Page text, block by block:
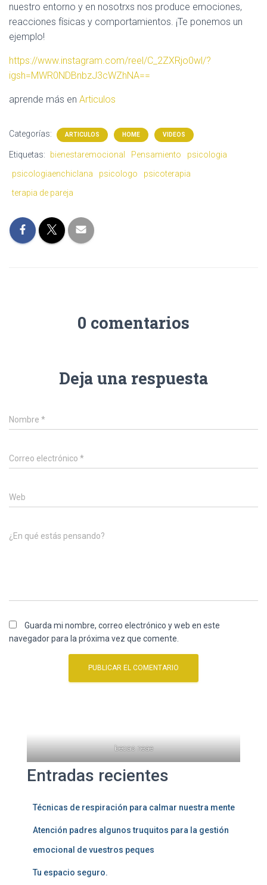
m
nuestro entorno y en nosotrxs nos produce emociones,
reacciones físicas y comportamientos. ¡Te ponemos un
ejemplo!
https://www.instagram.com/reel/C_2ZXRjo0wl/?
igsh=MWR0NDBnbzJ3cWZhNA==
aprende más en Articulos
Categorías: ARTICULOS HOME VIDEOS
Etiquetas: bienestaremocional Pensamiento
psicologia
psicologiaenchiclana
psicologo
psicoterapia
terapia de pareja
0 comentarios
Deja una respuesta
Nombre *
Correo electrónico *
Web
¿En qué estás pensando?
Guarda mi nombre, correo electrónico y web en este
navegador para la próxima vez que comente.
becas neae
Entradas recientes
Técnicas de respiración para calmar nuestra mente
Atención padres algunos truquitos para la gestión
emocional de vuestros peques
Tu espacio seguro.